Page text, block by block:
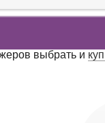
выбрать и